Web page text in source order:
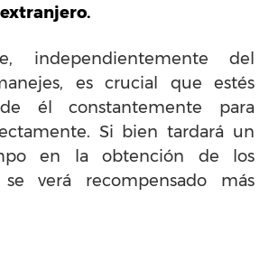
independientemente del
es crucial que estés
él constantemente para
Si bien tardará un
en la obtención de los
verá recompensado más